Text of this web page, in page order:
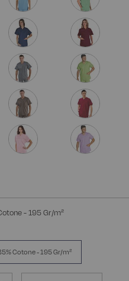
- 195 Gr/m²
Cotone - 195 Gr/m²